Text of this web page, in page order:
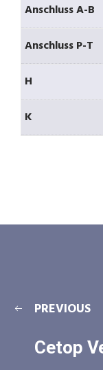
Anschluss A-B
Anschluss P-T
H
K
PREVIOUS
Cetop